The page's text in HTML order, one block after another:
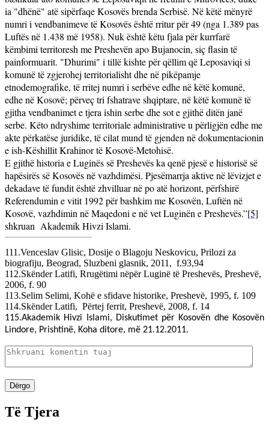
ia "dhënë" atë sipërfaqe Kosovës brenda Serbisë. Në këtë mënyrë
numri i vendbanimeve të Kosovës është rritur për 49 (nga 1.389 pas
Luftës në 1.438 më 1958). Nuk është këtu fjala për kurrfarë
këmbimi territoresh me Preshevën apo Bujanocin, siç flasin të
painformuarit. "Dhurimi" i tillë kishte për qëllim që Leposaviqi si
komunë të zgjerohej territorialisht dhe në pikëpamje
etnodemografike, të rritej numri i serbëve edhe në këtë komunë,
edhe në Kosovë; përveç tri fshatrave shqiptare, në këtë komunë të
gjitha vendbanimet e tjera ishin serbe dhe sot e gjithë ditën janë
serbe. Këto ndryshime territoriale administrative u përligjën edhe me
akte përkatëse juridike, të cilat mund të gjenden në dokumentacionin
e ish-Këshillit Krahinor të Kosovë-Metohisë.
E gjithë historia e Luginës së Preshevës ka qenë pjesë e historisë së
hapësirës së Kosovës në vazhdimësi. Pjesëmarrja aktive në lëvizjet e
dekadave të fundit është zhvilluar në po atë horizont, përfshirë
Referendumin e vitit 1992 për bashkim me Kosovën, Luftën në
Kosovë, vazhdimin në Maqedoni e në vet Luginën e Preshevës.”[5]
shkruan Akademik Hivzi Islami.
111.Venceslav Glisic, Dosije o Blagoju Neskovicu, Prilozi za
biografiju, Beograd, Sluzbeni glasnik, 2011, f.93,94
112.Skënder Latifi, Rrugëtimi nëpër Luginë të Preshevës, Preshevë,
2006, f. 90
113.Selim Selimi, Kohë e sfidave historike, Preshevë, 1995, f. 109
114.Skënder Latifi, Përtej ferrit, Preshevë, 2008, f. 14
115.Akademik Hivzi Islami, Diskutimet për Kosovën dhe Kosovën
Lindore, Prishtinë, Koha ditore, më 21.12.2011.
Dërgo
Të Tjera